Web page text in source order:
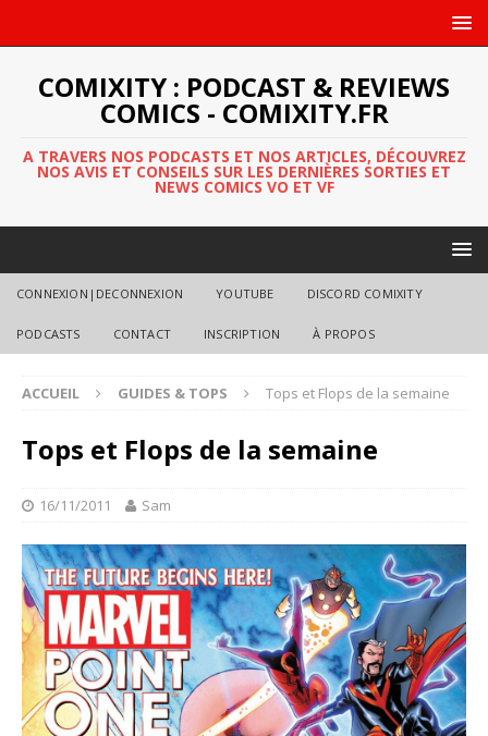
COMIXITY : PODCAST & REVIEWS
COMICS - COMIXITY.FR
A TRAVERS NOS PODCASTS ET NOS ARTICLES, DÉCOUVREZ
NOS AVIS ET CONSEILS SUR LES DERNIÈRES SORTIES ET
NEWS COMICS VO ET VF
CONNEXION|DECONNEXION YOUTUBE DISCORD COMIXITY
PODCASTS CONTACT INSCRIPTION À PROPOS
ACCUEIL GUIDES & TOPS Tops et Flops de la semaine
Tops et Flops de la semaine
16/11/2011 Sam